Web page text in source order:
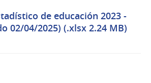
de educación 2023 -
02/04/2025) (.xlsx 2.24 MB)